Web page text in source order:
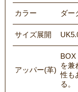
カラー ダー
サイズ展開
アッパー(革)
BOX
を兼
性も
る。